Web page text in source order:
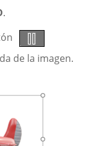
.
de la imagen.